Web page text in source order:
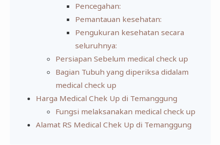
Pencegahan:
Pemantauan kesehatan:
Pengukuran kesehatan secara
seluruhnya:
Persiapan Sebelum medical check up
Bagian Tubuh yang diperiksa didalam
medical check up
Harga Medical Chek Up di Temanggung
Fungsi melaksanakan medical check up
Alamat RS Medical Chek Up di Temanggung